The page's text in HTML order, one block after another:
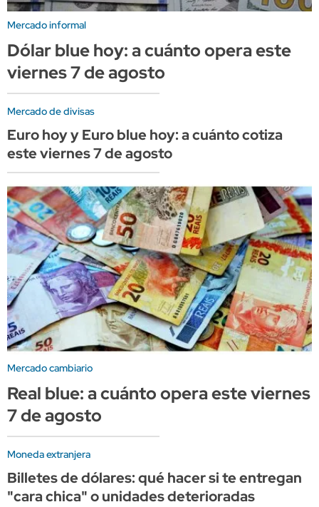
Mercado informal
Dólar blue hoy: a cuánto opera este
viernes 7 de agosto
Mercado de divisas
Euro hoy y Euro blue hoy: a cuánto cotiza
este viernes 7 de agosto
Mercado cambiario
Real blue: a cuánto opera este viernes
7 de agosto
Moneda extranjera
Billetes de dólares: qué hacer si te entregan
"cara chica" o unidades deterioradas